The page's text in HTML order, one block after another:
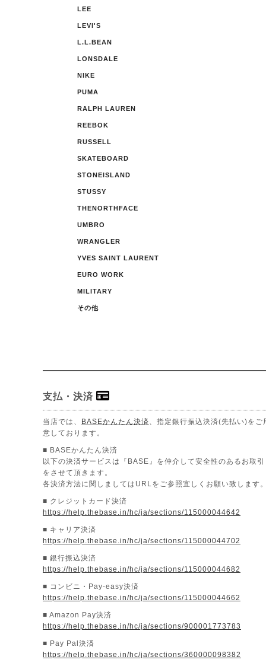
LEE
LEVI'S
L.L.BEAN
LONSDALE
NIKE
PUMA
RALPH LAUREN
REEBOK
RUSSELL
SKATEBOARD
STONEISLAND
STUSSY
THENORTHFACE
UMBRO
WRANGLER
YVES SAINT LAURENT
EURO WORK
MILITARY
その他
支払・決済
当店では、 BASEかんたん決済 、指定銀行振込決済(先払い)をご
意しております。
■ BASEかんたん決済
以下の決済サービスは『BASE』を仲介して安全性のあるお取引
をさせて頂きます。
各決済方法に関しましてはURLをご参照宜しくお願い致します。
■ クレジットカード決済
https://help.thebase.in/hc/ja/sections/115000044642
■ キャリア決済
https://help.thebase.in/hc/ja/sections/115000044702
■ 銀行振込決済
https://help.thebase.in/hc/ja/sections/115000044682
■ コンビニ・Pay-easy決済
https://help.thebase.in/hc/ja/sections/115000044662
■ Amazon Pay決済
https://help.thebase.in/hc/ja/sections/900001773783
■ Pay Pal決済
https://help.thebase.in/hc/ja/sections/360000098382